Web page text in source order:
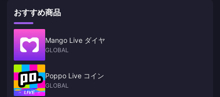
おすすめ商品
Mango Live ダイヤ
GLOBAL
Poppo Live コイン
GLOBAL